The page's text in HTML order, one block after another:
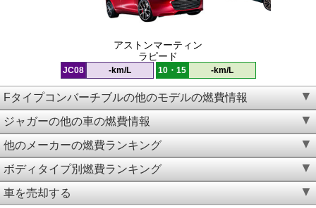
アストンマーティン
ラピード
JC08 -km/L 10・15 -km/L
Fタイプコンバーチブルの他のモデルの燃費情報
ジャガーの他の車の燃費情報
他のメーカーの燃費ランキング
ボディタイプ別燃費ランキング
車を売却する